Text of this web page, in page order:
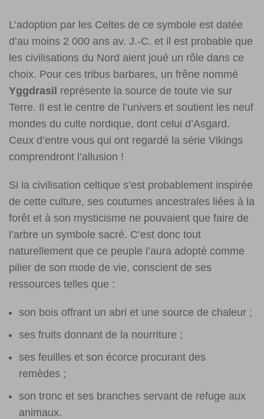
L’adoption par les Celtes de ce symbole est datée
d’au moins 2 000 ans av. J.-C. et il est probable que
les civilisations du Nord aient joué un rôle dans ce
choix. Pour ces tribus barbares, un frêne nommé
Yggdrasil représente la source de toute vie sur
Terre. Il est le centre de l’univers et soutient les neuf
mondes du culte nordique, dont celui d’Asgard.
Ceux d’entre vous qui ont regardé la série Vikings
comprendront l’allusion !
Si la civilisation celtique s’est probablement inspirée
de cette culture, ses coutumes ancestrales liées à la
forêt et à son mysticisme ne pouvaient que faire de
l’arbre un symbole sacré. C’est donc tout
naturellement que ce peuple l’aura adopté comme
pilier de son mode de vie, conscient de ses
ressources telles que :
son bois offrant un abri et une source de chaleur ;
ses fruits donnant de la nourriture ;
ses feuilles et son écorce procurant des
remèdes ;
son tronc et ses branches servant de refuge aux
animaux.